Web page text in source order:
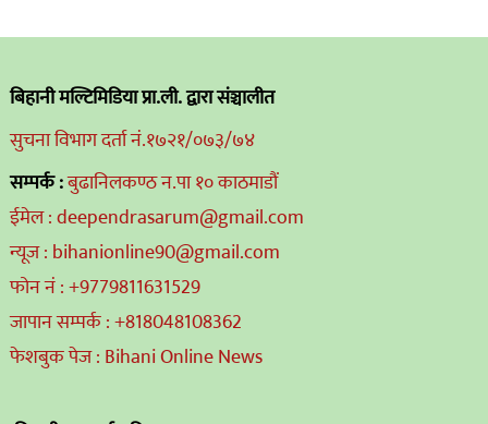
बिहानी मल्टिमिडिया प्रा.ली. द्वारा संञ्चालीत
सुचना विभाग दर्ता नं.१७२१/०७३/७४
सम्पर्क :बुढानिलकण्ठ न.पा १० काठमाडौं
ईमेल : deependrasarum@gmail.com
न्यूज : bihanionline90@gmail.com
फोन नं : +9779811631529
जापान सम्पर्क : +818048108362
फेशबुक पेज : Bihani Online News